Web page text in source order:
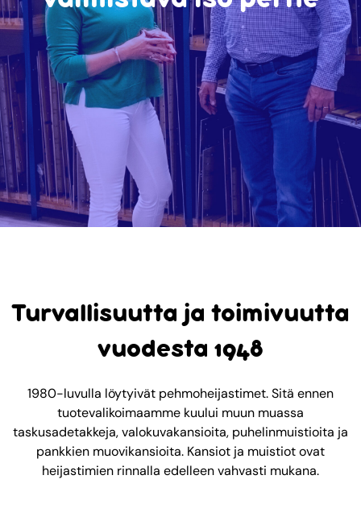
Turvallisuutta ja toimivuutta
vuodesta 1948
1980-luvulla löytyivät pehmoheijastimet. Sitä ennen
tuotevalikoimaamme kuului muun muassa
taskusadetakkeja, valokuvakansioita, puhelinmuistioita ja
pankkien muovikansioita. Kansiot ja muistiot ovat
heijastimien rinnalla edelleen vahvasti mukana.